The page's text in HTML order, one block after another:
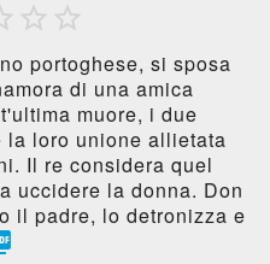
 
portoghese, si sposa
di una amica
muore, i due
la loro unione allietata
Il re considera quel
uccidere la donna. Don
il padre, lo detronizza e